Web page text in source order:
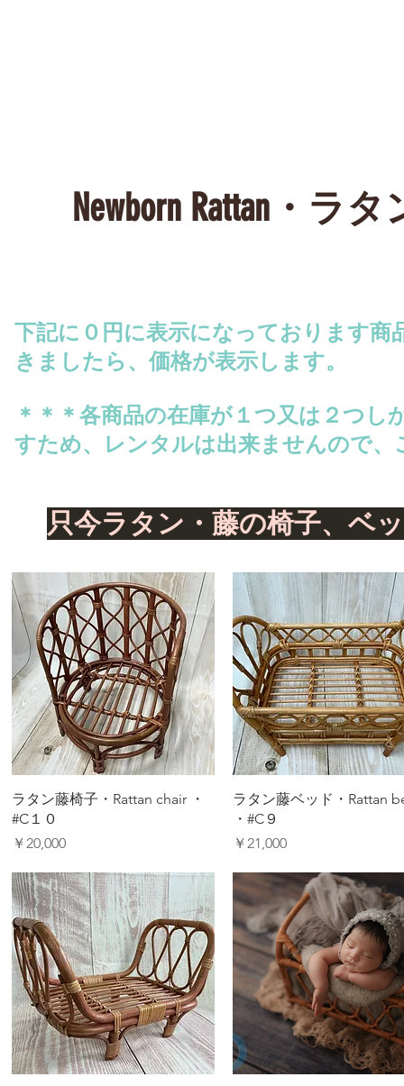
Newborn Rattan・
下記に０円に表示になっております商
きましたら、価格が表示します。
＊＊＊各商品の在庫が１つ又は２つ
すため、レンタルは出来ませんので、
只今ラタン・藤の椅子、ベ
クイックビュー
ラタン藤椅子・Rattan chair ・
#C１０
価格
￥20,000
クイックビュー
ラタン藤ベッド・Rattan
・#C９
価格
￥21,000